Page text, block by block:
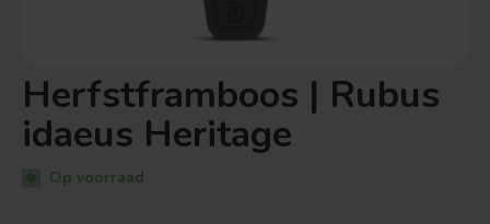
Herfstframboos | Rubus
idaeus Heritage
Op voorraad